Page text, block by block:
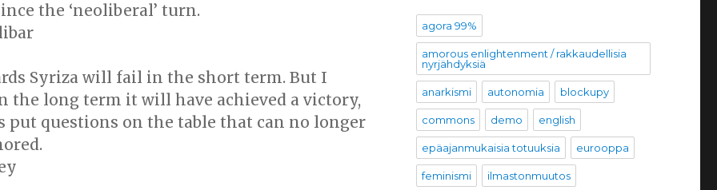
the ‘neoliberal’ turn.
Syriza will fail in the short term. But I
the long term it will have achieved a victory,
put questions on the table that can no longer
agora 99%
amorous enlightenment / rakkaudellisia
nyrjähdyksiä
anarkismi autonomia blockupy
commons demo english
epäajanmukaisia totuuksia eurooppa
feminismi ilmastonmuutos